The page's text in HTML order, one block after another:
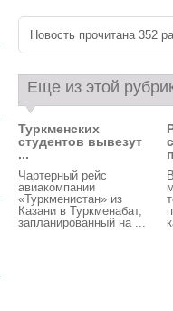
Новость прочитана 352
Еще из этой
Туркменских
студентов вывезут
...
Чартерный рейс
авиакомпании
«Туркменистан» из
Казани в Туркменабат,
запланированный на ...